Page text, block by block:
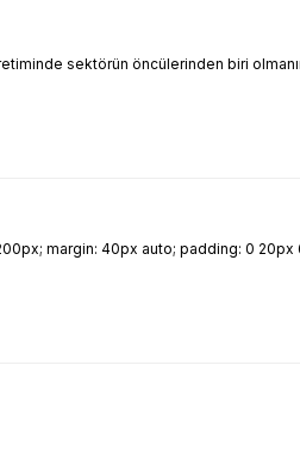
sektörün öncülerinden biri
margin: 40px auto; padding: 0